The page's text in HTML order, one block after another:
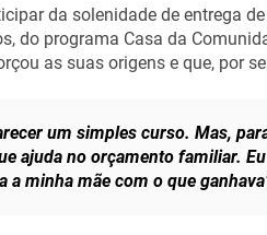
da solenidade de entrega
do programa Casa da
as suas origens e que, por
um simples curso. Mas,
ajuda no orçamento familiar.
a minha mãe com o que